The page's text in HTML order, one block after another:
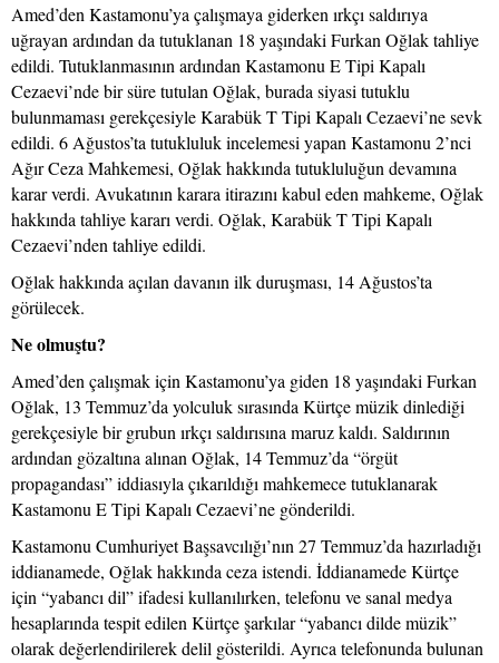
Amed’den Kastamonu’ya çalışmaya giderken ırkçı saldırıya
uğrayan ardından da tutuklanan 18 yaşındaki Furkan Oğlak tahliye
edildi. Tutuklanmasının ardından Kastamonu E Tipi Kapalı
Cezaevi’nde bir süre tutulan Oğlak, burada siyasi tutuklu
bulunmaması gerekçesiyle Karabük T Tipi Kapalı Cezaevi’ne sevk
edildi. 6 Ağustos’ta tutukluluk incelemesi yapan Kastamonu 2’nci
Ağır Ceza Mahkemesi, Oğlak hakkında tutukluluğun devamına
karar verdi. Avukatının karara itirazını kabul eden mahkeme, Oğlak
hakkında tahliye kararı verdi. Oğlak, Karabük T Tipi Kapalı
Cezaevi’nden tahliye edildi.
Oğlak hakkında açılan davanın ilk duruşması, 14 Ağustos’ta
görülecek.
Ne olmuştu?
Amed’den çalışmak için Kastamonu’ya giden 18 yaşındaki Furkan
Oğlak, 13 Temmuz’da yolculuk sırasında Kürtçe müzik dinlediği
gerekçesiyle bir grubun ırkçı saldırısına maruz kaldı. Saldırının
ardından gözaltına alınan Oğlak, 14 Temmuz’da “örgüt
propagandası” iddiasıyla çıkarıldığı mahkemece tutuklanarak
Kastamonu E Tipi Kapalı Cezaevi’ne gönderildi.
Kastamonu Cumhuriyet Başsavcılığı’nın 27 Temmuz’da hazırladığı
iddianamede, Oğlak hakkında ceza istendi. İddianamede Kürtçe
için “yabancı dil” ifadesi kullanılırken, telefonu ve sanal medya
hesaplarında tespit edilen Kürtçe şarkılar “yabancı dilde müzik”
olarak değerlendirilerek delil gösterildi. Ayrıca telefonunda bulunan